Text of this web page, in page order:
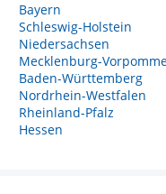
Bayern
Schleswig-Holstein
Niedersachsen
Mecklenburg-
Baden-Württemberg
Nordrhein-Westfalen
Rheinland-Pfalz
Hessen